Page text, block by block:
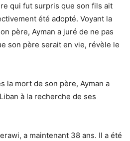
qui fut surpris que son fils ait
été adopté. Voyant la
père, Ayman a juré de ne pas
son père serait en vie, révèle le
la mort de son père, Ayman a
à la recherche de ses
a maintenant 38 ans. Il a été